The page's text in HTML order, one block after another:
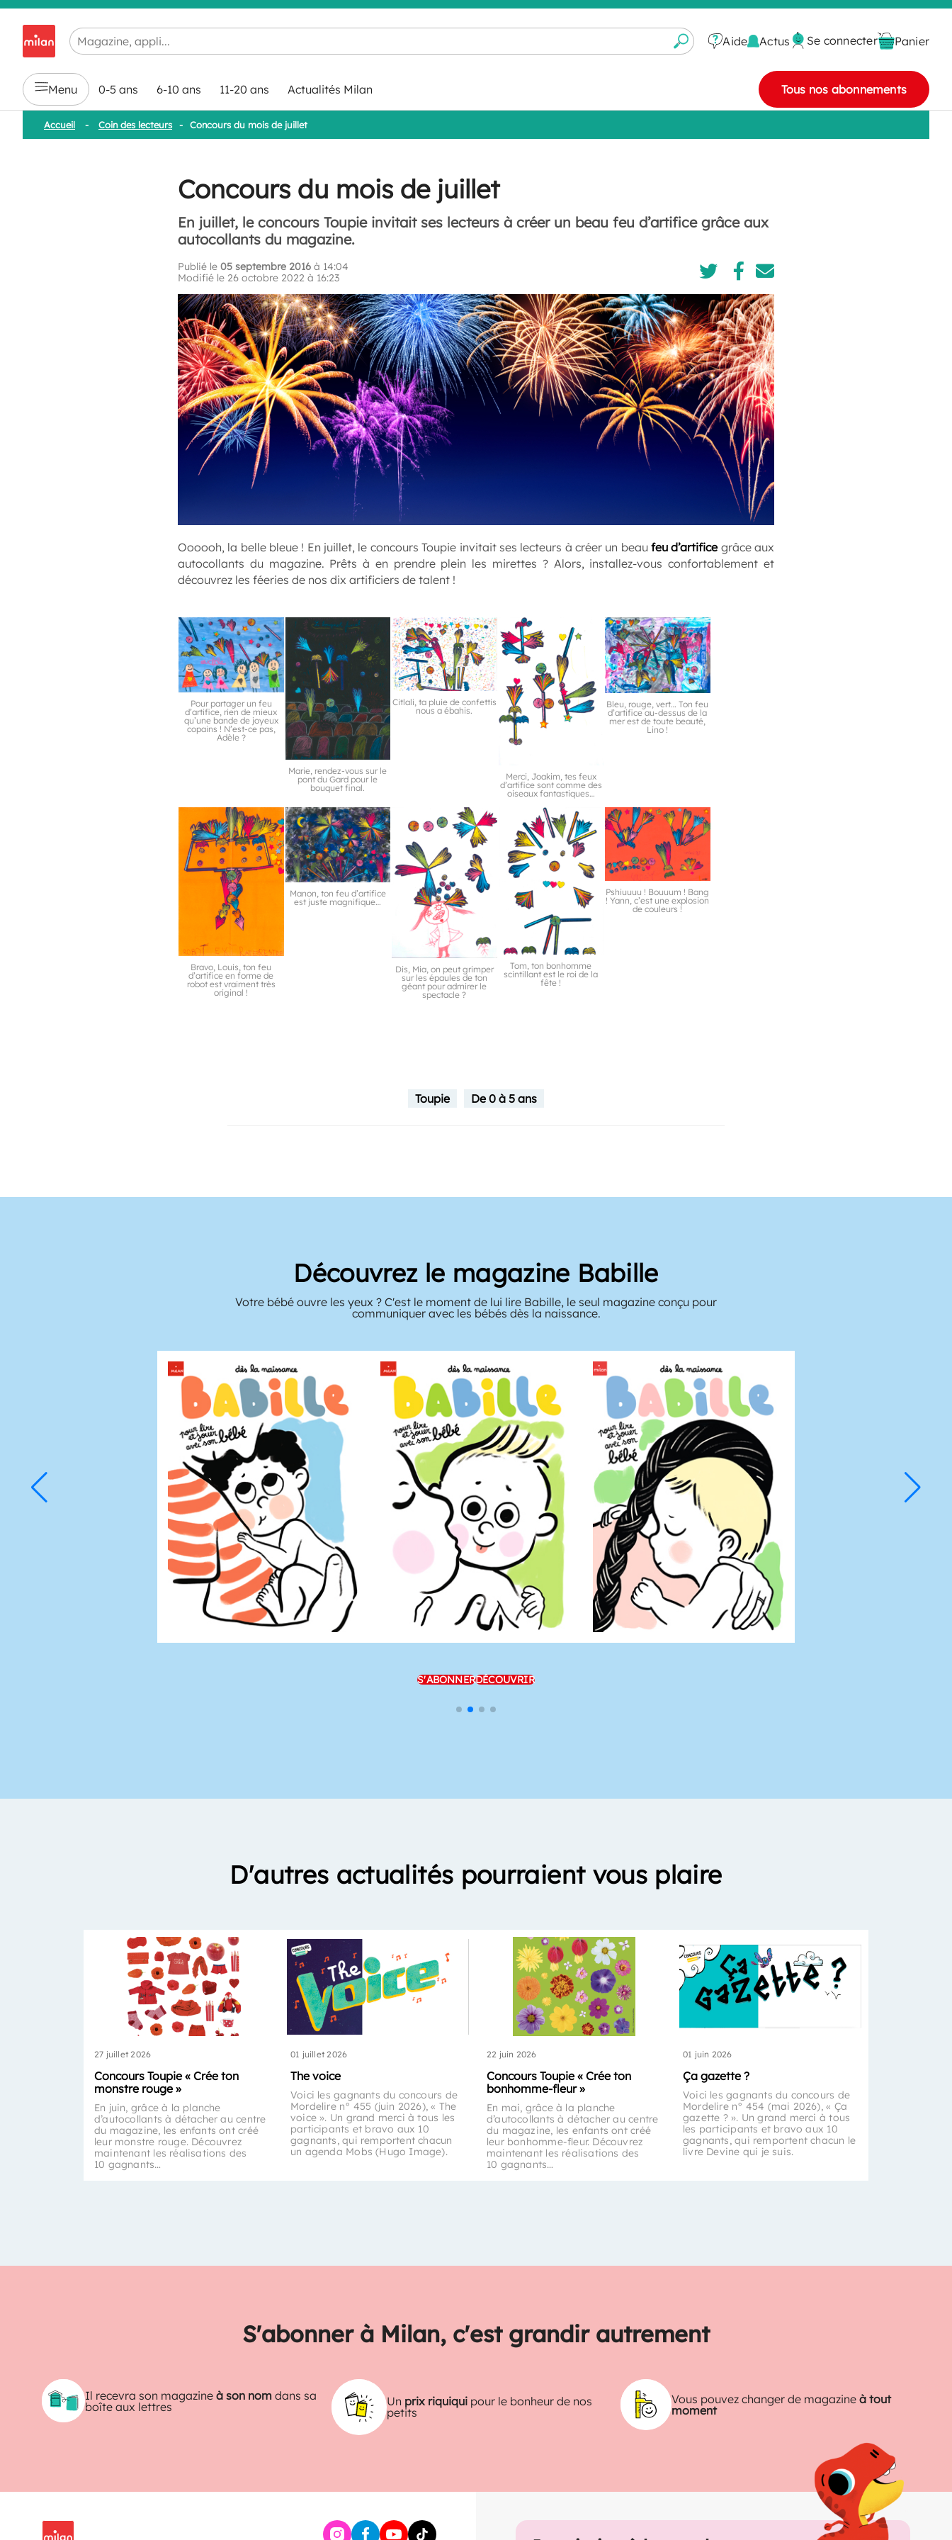
Chargement en cours...
Aide Actus Se connecter Panier
Menu 0-5 ans 6-10 ans 11-20 ans Actualités Milan Tous nos abonnements
Accueil - Coin des lecteurs - Concours du mois de juillet
Concours du mois de juillet
En juillet, le concours Toupie invitait ses lecteurs à créer un beau feu d’artifice grâce aux
autocollants du magazine.
Publié le 05 septembre 2016 à 14:04
Modifié le 26 octobre 2022 à 16:23
Oooooh, la belle bleue ! En juillet, le concours Toupie invitait ses lecteurs à créer un beau feu d’artificegrâce aux
autocollants du magazine. Prêts à en prendre plein les mirettes ? Alors, installez-vous confortablement et
découvrez les féeries de nos dix artificiers de talent !
Pour partager un feu
d’artifice, rien de mieux
qu’une bande de joyeux
copains ! N’est-ce pas,
Adèle ?
Marie, rendez-vous sur le
pont du Gard pour le
bouquet final.
Citlali, ta pluie de confettis
nous a ébahis.
Merci, Joakim, tes feux
d’artifice sont comme des
oiseaux fantastiques…
Bleu, rouge, vert… Ton feu
d’artifice au-dessus de la
mer est de toute beauté,
Lino !
Bravo, Louis, ton feu
d’artifice en forme de
robot est vraiment très
original !
Manon, ton feu d’artifice
est juste magnifique…
Dis, Mia, on peut grimper
sur les épaules de ton
géant pour admirer le
spectacle ?
Tom, ton bonhomme
scintillant est le roi de la
fête !
Pshiuuuu ! Bouuum ! Bang
! Yann, c’est une explosion
de couleurs !
Toupie De 0 à 5 ans
Découvrez le magazine Babille
Votre bébé ouvre les yeux ? C'est le moment de lui lire Babille, le seul magazine conçu pour
communiquer avec les bébés dès la naissance.
S'ABONNERDÉCOUVRIR
D'autres actualités pourraient vous plaire
27 juillet 2026
Concours Toupie « Crée ton
monstre rouge »
En juin, grâce à la planche
d’autocollants à détacher au centre
du magazine, les enfants ont créé
leur monstre rouge. Découvrez
maintenant les réalisations des
10 gagnants…
01 juillet 2026
The voice
Voici les gagnants du concours de
Mordelire n° 455 (juin 2026), « The
voice ». Un grand merci à tous les
participants et bravo aux 10
gagnants, qui remportent chacun
un agenda Mobs (Hugo Image).
22 juin 2026
Concours Toupie « Crée ton
bonhomme-fleur »
En mai, grâce à la planche
d’autocollants à détacher au centre
du magazine, les enfants ont créé
leur bonhomme-fleur. Découvrez
maintenant les réalisations des
10 gagnants…
01 juin 2026
Ça gazette ?
Voici les gagnants du concours de
Mordelire n° 454 (mai 2026), « Ça
gazette ? ». Un grand merci à tous
les participants et bravo aux 10
gagnants, qui remportent chacun le
livre Devine qui je suis.
S'abonner à Milan, c'est grandir autrement
Il recevra son magazineà son nom dans sa
boîte aux lettres
Un prix riquiqui pour le bonheur de nos
petits
Vous pouvez changer de magazine à tout
moment